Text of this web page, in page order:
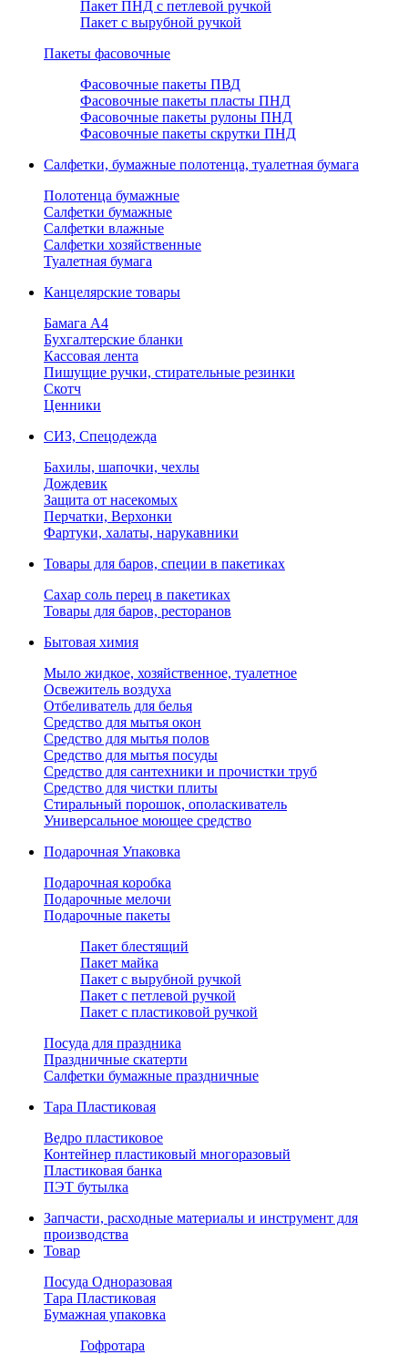
Пакет ПНД с петлевой ручкой
Пакет с вырубной ручкой
Пакеты фасовочные
Фасовочные пакеты ПВД
Фасовочные пакеты пласты ПНД
Фасовочные пакеты рулоны ПНД
Фасовочные пакеты скрутки ПНД
Салфетки, бумажные полотенца, туалетная бумага
Полотенца бумажные
Салфетки бумажные
Салфетки влажные
Салфетки хозяйственные
Туалетная бумага
Канцелярские товары
Бамага А4
Бухгалтерские бланки
Кассовая лента
Пишущие ручки, стирательные резинки
Скотч
Ценники
СИЗ, Спецодежда
Бахилы, шапочки, чехлы
Дождевик
Защита от насекомых
Перчатки, Верхонки
Фартуки, халаты, нарукавники
Товары для баров, специи в пакетиках
Сахар соль перец в пакетиках
Товары для баров, ресторанов
Бытовая химия
Мыло жидкое, хозяйственное, туалетное
Освежитель воздуха
Отбеливатель для белья
Средство для мытья окон
Средство для мытья полов
Средство для мытья посуды
Средство для сантехники и прочистки труб
Средство для чистки плиты
Стиральный порошок, ополаскиватель
Универсальное моющее средство
Подарочная Упаковка
Подарочная коробка
Подарочные мелочи
Подарочные пакеты
Пакет блестящий
Пакет майка
Пакет с вырубной ручкой
Пакет с петлевой ручкой
Пакет с пластиковой ручкой
Посуда для праздника
Праздничные скатерти
Салфетки бумажные праздничные
Тара Пластиковая
Ведро пластиковое
Контейнер пластиковый многоразовый
Пластиковая банка
ПЭТ бутылка
Запчасти, расходные материалы и инструмент для
производства
Товар
Посуда Одноразовая
Тара Пластиковая
Бумажная упаковка
Гофротара